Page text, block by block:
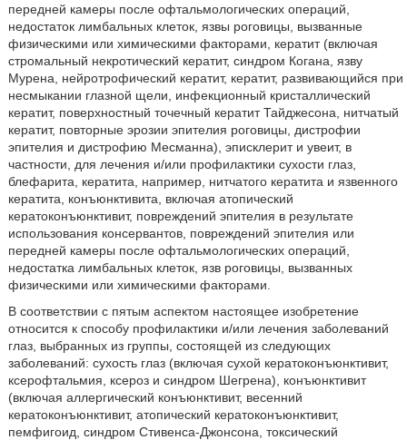
передней камеры после офтальмологических операций,
недостаток лимбальных клеток, язвы роговицы, вызванные
физическими или химическими факторами, кератит (включая
стромальный некротический кератит, синдром Когана, язву
Мурена, нейротрофический кератит, кератит, развивающийся при
несмыкании глазной щели, инфекционный кристаллический
кератит, поверхностный точечный кератит Тайджесона, нитчатый
кератит, повторные эрозии эпителия роговицы, дистрофии
эпителия и дистрофию Месманна), эписклерит и увеит, в
частности, для лечения и/или профилактики сухости глаз,
блефарита, кератита, например, нитчатого кератита и язвенного
кератита, конъюнктивита, включая атопический
кератоконъюнктивит, повреждений эпителия в результате
использования консервантов, повреждений эпителия или
передней камеры после офтальмологических операций,
недостатка лимбальных клеток, язв роговицы, вызванных
физическими или химическими факторами.
В соответствии с пятым аспектом настоящее изобретение
относится к способу профилактики и/или лечения заболеваний
глаз, выбранных из группы, состоящей из следующих
заболеваний: сухость глаз (включая сухой кератоконъюнктивит,
ксерофтальмия, ксероз и синдром Шегрена), конъюнктивит
(включая аллергический конъюнктивит, весенний
кератоконъюнктивит, атопический кератоконъюнктивит,
пемфигоид, синдром Стивенса-Джонсона, токсический